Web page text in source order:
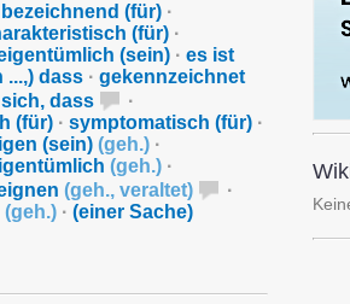
bezeichnend (für) ·
(für) ·
(sein) · es ist
...,) dass · gekennzeichnet
dass
·
(für) · symptomatisch (für) ·
(sein) (geh.) ·
(geh.) ·
(geh., veraltet)
·
(geh.) · (einer Sache)